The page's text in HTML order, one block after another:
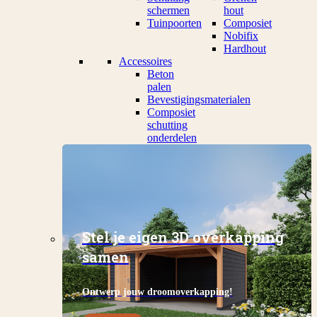
schermen
Tuinpoorten
hout
Composiet
Nobifix
Hardhout
Accessoires
Beton
palen
Bevestigingsmaterialen
Composiet
schutting
onderdelen
Stel je eigen 3D overkapping
samen
Ontwerp jouw droomoverkapping!